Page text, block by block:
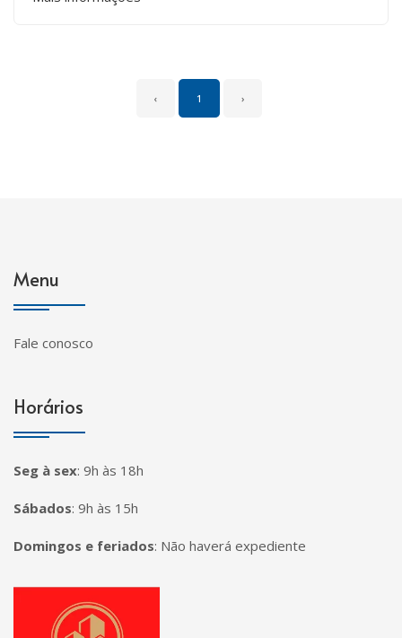
‹ 1 ›
Menu
Fale conosco
Horários
Seg à sex: 9h às 18h
Sábados: 9h às 15h
Domingos e feriados: Não haverá expediente
Página inicial